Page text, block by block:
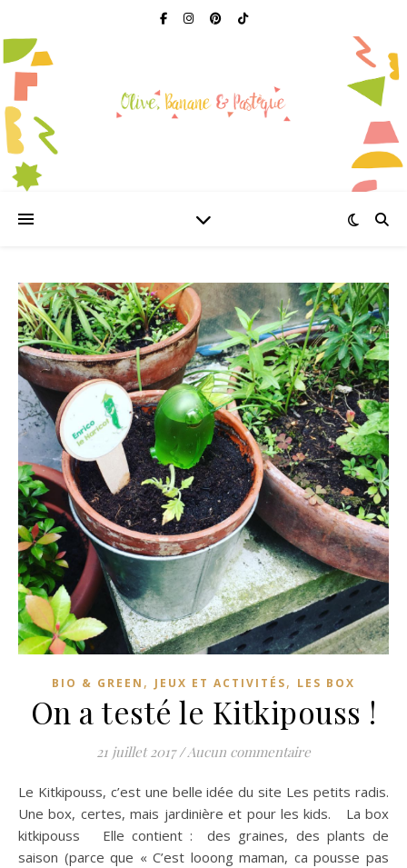
BIO & GREEN , JEUX ET ACTIVITÉS, LES BOX
On a testé le Kitkipouss !
21 juillet 2017 /Aucun commentaire
Le Kitkipouss, c’est une belle idée du site Les petits radis.
Une box, certes, mais jardinière et pour les kids. La box
kitkipouss Elle contient : des graines, des plants de
saison (parce que « C’est looong maman, ca pousse pas